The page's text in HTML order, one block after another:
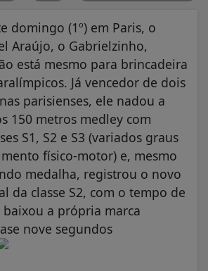
domingo (1º) em Paris, o
Araújo, o Gabrielzinho,
está mesmo para brincadeira
Já vencedor de dois
parisienses, ele nadou a
150 metros medley com
S1, S2 e S3 (variados graus
físico-motor) e, mesmo
medalha, registrou o novo
da classe S2, com o tempo de
baixou a própria marca
nove segundos